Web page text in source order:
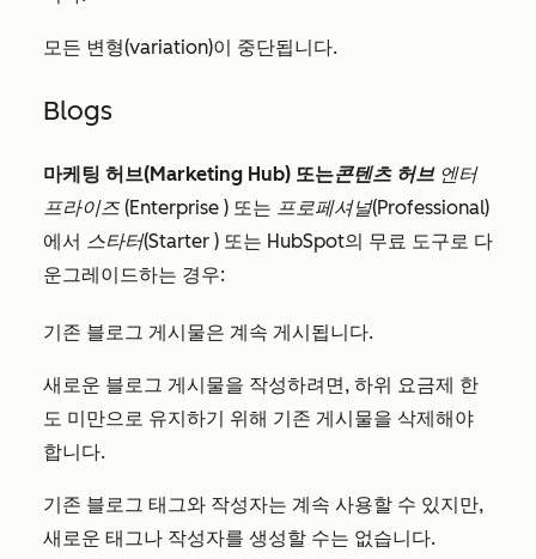
모든 변형(variation)이 중단됩니다.
Blogs
마케팅 허브(Marketing Hub) 또는콘텐츠 허브 엔터
프라이즈 (Enterprise ) 또는 프로페셔널(Professional)
에서 스타터(Starter ) 또는 HubSpot의 무료 도구로 다
운그레이드하는 경우:
기존 블로그 게시물은 계속 게시됩니다.
새로운 블로그 게시물을 작성하려면, 하위 요금제 한
도 미만으로 유지하기 위해 기존 게시물을 삭제해야
합니다.
기존 블로그 태그와 작성자는 계속 사용할 수 있지만,
새로운 태그나 작성자를 생성할 수는 없습니다.